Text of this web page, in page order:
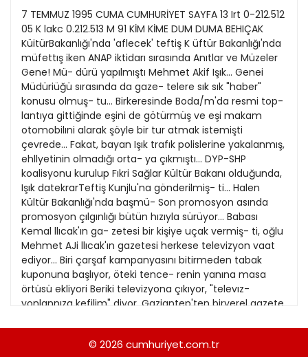
Evleniyoruz
Güney Dogu
Kitap Eki
Özel Ekler
Özel Okullar
Sevgililer Günü
Siyaset Eki
Sürdürülebilir yaşam
Turizm Eki
Yerel Yönetimler
1991
1990
1989
1988
1987
1986
1985
1984
1983
1982
1981
1980
19
20
21
22
23
24
25
26
27
28
29
30
31
11
12
13
14
15
16
17
18
20
7 TEMMUZ 1995 CUMA CUMHURİYET SAYFA 13 Irt 0-212.512
05 K lakc 0.212.513 M 91 KİM KİME DUM DUMA BEHIÇAK
KüitürBakanlığı'nda 'aflecek' teftiş K üftür Bakanlığı'nda
müfettış iken ANAP iktidarı sırasında Anıtlar ve Müzeler
Gene! Mü- dürü yapılmıştı Mehmet Akif Işık... Genei
Müdüriüğü sırasında da gaze- telere sık sık "haber"
konusu olmuş- tu... Birkeresinde Boda/m'da resmi top-
lantıya gittiğinde eşini de götürmüş ve eşi makam
otomobilıni alarak şöyle bir tur atmak istemişti
çevrede... Fakat, bayan Işık trafık polislerine yakalanmış,
ehllyetinin olmadığı orta- ya çıkmıştı... DYP-SHP
koalisyonu kurulup Fıkri Sağlar Kültür Bakanı olduğunda,
Işık datekrarTeftiş Kunjlu'na gönderilmiş- ti... Halen
Kültür Bakanlığı'nda başmü- Son promosyon asında
promosyon çılgınlığı bütün hızıyla sürüyor... Babası
Kemal llıcak'ın ga- zetesi bir kişiye uçak vermiş- ti, oğlu
Mehmet AJi llıcak'ın gazetesi herkese televizyon vaat
ediyor... Biri çarşaf kampanyasını bitirmeden tabak
kuponuna başlıyor, öteki tence- renin yanına masa
örtüsü ekliyori Beriki televizyona çıkıyor, "televız-
yonlannıza kefilim" diyor. Gaziantep'ten biryerel gazete
sirke baldan tatlıdır, gazete okurlan da Ikrtelli'ye nispet
akın akın Gaziantep'e gidıyor mu.. siz o zaman
© 2026 cumhuriyet.com.tr